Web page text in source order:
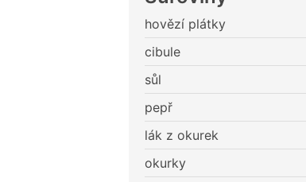
hovězí plátky
cibule
sůl
pepř
lák z okurek
okurky